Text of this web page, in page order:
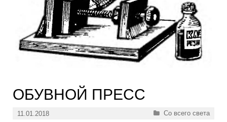
ОБУВНОЙ ПРЕСС
11.01.2018 Рубрики
Со всего света